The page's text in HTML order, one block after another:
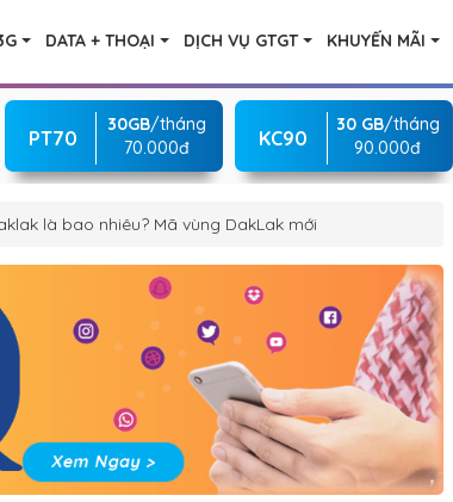
DATA + THOẠI DỊCH VỤ GTGT KHUYẾN MÃI
PT70
30GB/tháng
70.000đ
KC90
30 GB/tháng
90.000đ
là bao nhiêu? Mã vùng DakLak mới